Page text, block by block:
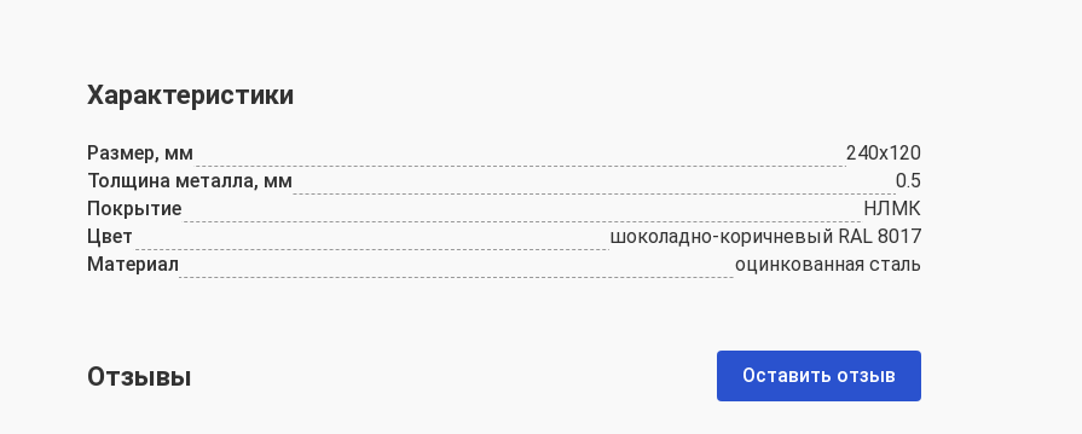
Характеристики
Размер, мм
240x120
Толщина металла, мм
0.5
Покрытие
НЛМК
Цвет
шоколадно-коричневый RAL 8017
Материал
оцинкованная сталь
Отзывы Оставить отзыв